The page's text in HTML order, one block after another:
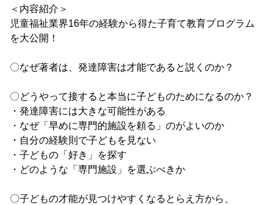
＜内容紹介＞
児童福祉業界16年の経験から得た子育て教育プログラム
を大公開！
〇なぜ著者は、発達障害は才能であると説くのか？
〇どうやって接すると本当に子どものためになるのか？
・発達障害には大きな可能性がある
・なぜ「早めに専門的施設を頼る」のがよいのか
・自分の経験則で子どもを見ない
・子どもの「好き」を探す
・どのような「専門施設」を選ぶべきか
〇子どもの才能が見つけやすくなるとらえ方から、